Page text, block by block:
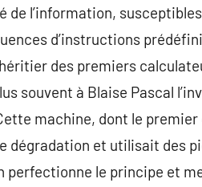
l’information,
d’instructions
des premiers
souvent à Blaise Pascal
machine, dont le
dégradation et utilisait des
perfectionne le principe et